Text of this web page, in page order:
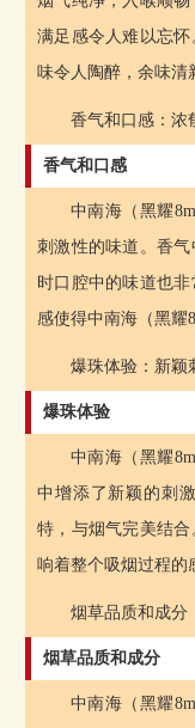
满足感令人难以忘
味令人陶醉，余味清
香气和口感：浓
香气和口感
中南海（黑耀
刺激性的味道。香
时口腔中的味道也
感使得中南海（黑耀
爆珠体验：新颖
爆珠体验
中南海（黑耀
中增添了新颖的刺
特，与烟气完美结
响着整个吸烟过程的
烟草品质和成分
烟草品质和成分
中南海（黑耀